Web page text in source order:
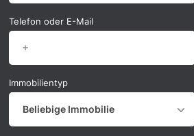
Telefon oder E-Mail
Immobilientyp
Beliebige Immobilie